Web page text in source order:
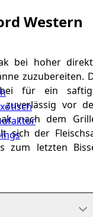
Western
bei hoher
zuzubereiten.
für ein
zuverlässig vor
nach dem
sich der
zum letzten